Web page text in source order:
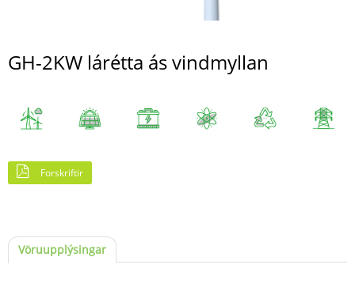
GH-2KW lárétta ás vindmyllan
Forskriftir
Vöruupplýsingar